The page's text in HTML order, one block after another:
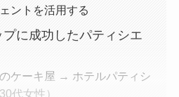
ントを活用する
に成功したパティシエ
ケーキ屋 → ホテルパティシ
代女性）